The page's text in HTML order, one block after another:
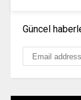
Güncel